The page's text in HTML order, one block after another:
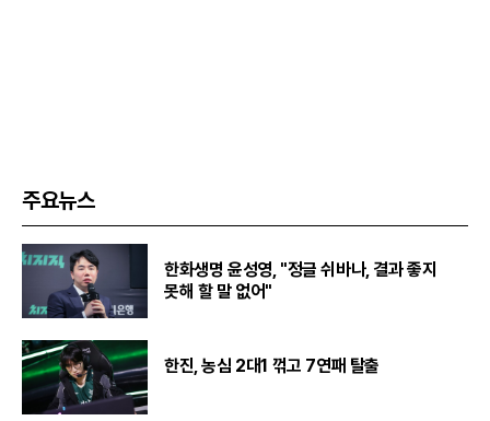
주요뉴스
한화생명 윤성영, "정글 쉬바나, 결과 좋지
못해 할 말 없어"
한진, 농심 2대1 꺾고 7연패 탈출